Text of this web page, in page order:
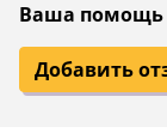
Ваша помощь
Добавить